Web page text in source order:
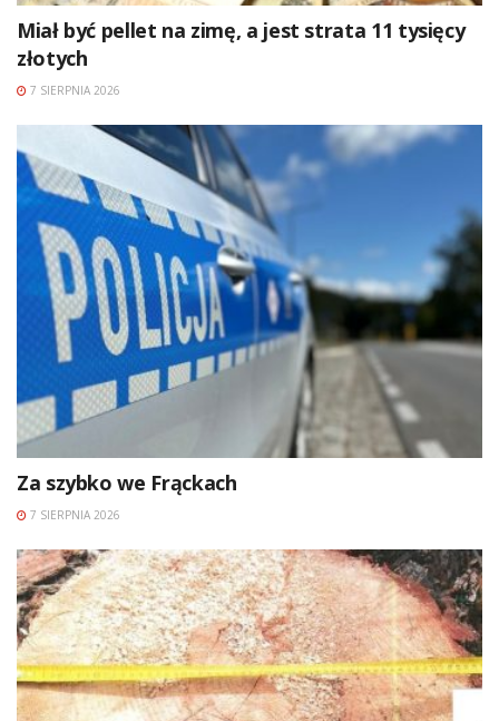
Miał być pellet na zimę, a jest strata 11 tysięcy
złotych
7 SIERPNIA 2026
Za szybko we Frąckach
7 SIERPNIA 2026